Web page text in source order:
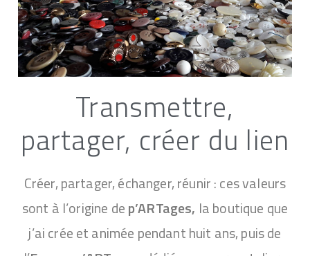
Transmettre,
partager, créer du lien
Créer, partager, échanger, réunir : ces valeurs
sont à l’origine dep’ARTages, la boutique que
j’ai crée et animée pendant huit ans, puis de